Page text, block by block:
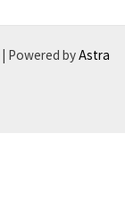
Powered byAstra